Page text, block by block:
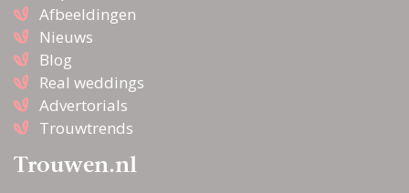
Afbeeldingen
Nieuws
Blog
Real weddings
Advertorials
Trouwtrends
Trouwen.nl